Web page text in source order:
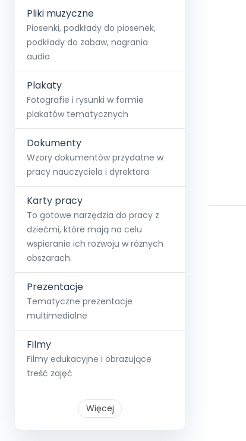
Pliki muzyczne
Piosenki, podkłady do piosenek,
podkłady do zabaw, nagrania
audio
Plakaty
Fotografie i rysunki w formie
plakatów tematycznych
Dokumenty
Wzory dokumentów przydatne w
pracy nauczyciela i dyrektora
Karty pracy
To gotowe narzędzia do pracy z
dziećmi, które mają na celu
wspieranie ich rozwoju w różnych
obszarach.
Prezentacje
Tematyczne prezentacje
multimedialne
Filmy
Filmy edukacyjne i obrazujące
treść zajęć
Więcej